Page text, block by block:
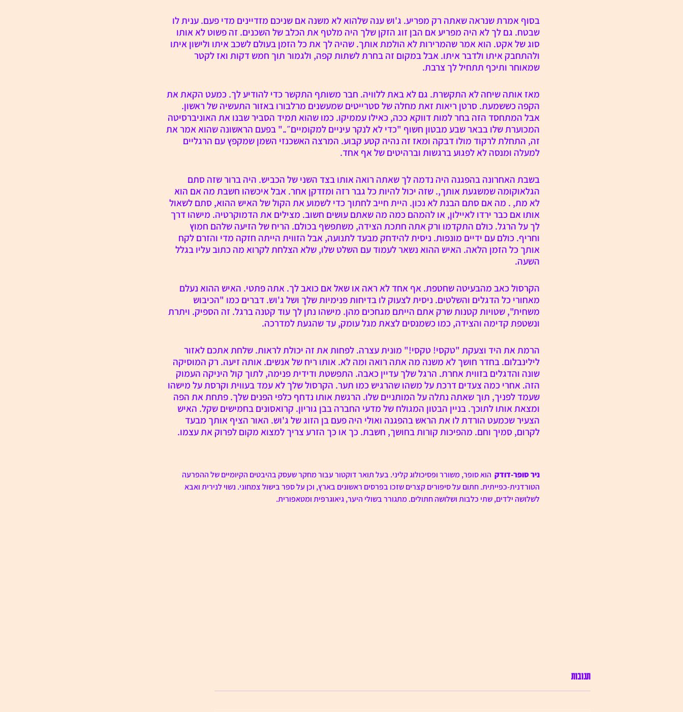
בסוף אמרת שנראה שאתה רק מפריע. ג'וש ענה שלהוא לא משנה אם שניכם מזדיינים מדי פעם. ענית לו
שבטח. גם לך לא היה מפריע אם הבן זוג הזקן שלך היה מלטף את הכלב של השכנים. זה פשוט לא אותו
סוג של אקט. הוא אמר שהמרירות לא הולמת אותך. שהיה לך את כל הזמן בעולם לשכב איתו ולישון איתו
ולהתחבק איתו ולדבר איתו. אבל במקום זה בחרת לשתות קפה, ולגמור תוך חמש דקות ואז לקטר
שמאוחר ותיכף תתחיל לך צרבת.
מאז אותה שיחה לא התקשרת. גם לא באת ללוויה. חבר משותף התקשר כדי להודיע לך. כמעט הקאת את
הקפה כששמעת. סרטן ריאות זאת מחלה של סטרייטים שמעשנים מרלבורו באזור התעשיה של ראשון.
אבל המתחסד הזה בחר למות דווקא ככה, כאילו עממיקו. כמו שהוא תמיד הסביר שבנו את האוניברסיטה
המכוערת שלו בבאר שבע מבטון חשוף "כדי לא לנקר עיניים למקומיים״.." בפעם הראשונה שהוא אמר את
זה, התחלת לרקוד מולו דבקה ומאז זה נהיה קטע קבוע. המרצה האשכנזי השמן שמקפץ עם הרגליים
למעלה ומנסה לא לפגוע ברגשות וברהיטים של אף אחד.
בשבת האחרונה בהפגנה היה נדמה לך שאתה רואה אותו בצד השני של הכביש. היה ברור שזה סתם
הגלאוקומה שמשגעת אותך,. שזה יכול להיות כל גבר רזה ומזדקן אחר. אבל איכשהו חשבת מה אם הוא
לא מת, . מה אם סתם הבנת לא נכון. היית חייב לחתוך כדי לשמוע את הקול של האיש ההוא, סתם לשאול
אותו אם כבר ירדו לאיילון, או להמהם כמה מה שאתם עושים חשוב. מצילים את הדמוקרטיה. מישהו דרך
לך על הרגל. כולם התקדמו ורק אתה חתכת הצידה, משתפשף בכולם. הריח של הזיעה שלהם חמוץ
וחריף. כולם עם ידיים מונפות. ניסית להידחק מבעד לתנועה, אבל הזווית הייתה חזקה מדי והזרם לקח
אותך כל הזמן הלאה. האיש ההוא נשאר לעמוד עם השלט שלו, שלא הצלחת לקרוא מה כתוב עליו בגלל
השעה.
הקרסול כאב מהבעיטה שחטפת. אף אחד לא ראה או שאל אם כואב לך. אתה פתטי. האיש ההוא נעלם
מאחורי כל הדגלים והשלטים. ניסית לצעוק לו בדיחות פנימיות שלך ושל ג'וש. דברים כמו "הכיבוש
משחית", שטויות קטנות שרק אתם הייתם מגחכים מהן. מישהו נתן לך עוד קטנה ברגל. זה הספיק. ויתרת
ונשטפת קדימה והצידה, כמו כשמנסים לצאת מגל עומק, עד שהגעת למדרכה.
הרמת את היד וצעקת "טקסי! טקסי!" מונית עצרה. לפחות את זה יכולת לראות. שלחת אתכם לאזור
לילינבלום. בחדר חושך לא משנה מה אתה רואה ומה לא. אותו ריח של אנשים. אותה זיעה. רק המוסיקה
שונה והדגלים בזווית אחרת. הרגל שלך עדיין כאבה. התפשטת ודידית פנימה, לתוך קול היניקה העמוק
הזה. אחרי כמה צעדים דרכת על משהו שהרגיש כמו תער. הקרסול שלך לא עמד בעווית וקרסת על מישהו
שעמד לפניך, תוך שאתה נתלה על המותניים שלו. הרגשת אותו נדחף כלפי הפנים שלך. פתחת את הפה
ומצאת אותו לתוכך. בניין הבטון המגולח של מדעי החברה בבן גוריון. קרואסונים בחמישים שקל. האיש
הצעיר שכמעט הורדת לו את הראש בהפגנה ואולי היה פעם בן הזוג של ג'וש. האור הציף אותך מבעד
לקרום, סמיך וחם. מהפיכות קורות בחושך, חשבת. כך או כך הזרע צריך למצוא מקום לפרוק את עצמו.
ניר סופר-דודק הוא סופר, משורר ופסיכולוג קליני. בעל תואר דוקטור עבור מחקר שעסק בהיבטים הקיומיים של ההפרעה
הטורדנית-כפייתית. חתום על סיפורים קצרים שזכו בפרסים ראשונים בארץ, וכן על ספר בישול צמחוני. נשוי לנירית ואבא
לשלושה ילדים, שתי כלבות ושלושה חתולים. מתגורר בשולי היער, גיאוגרפית ומטאפורית.
דבר המערכת
אנו שמחות ונרגשות במיוחד להציג
תגובות